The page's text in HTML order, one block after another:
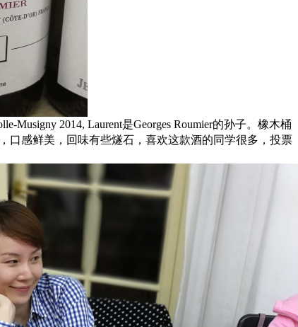
Musigny 2014, Laurent是Georges Roumier的孙子。橡木桶
口感鲜美，回味有些燧石，喜欢这款酒的同学很多，投票